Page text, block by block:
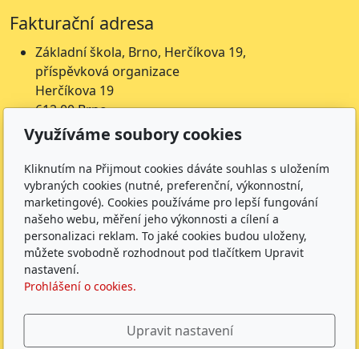
Fakturační adresa
Základní škola, Brno, Herčíkova 19,
příspěvková organizace
Herčíkova 19
612 00 Brno
IČ: 62157116
Nejsme plátci DPH
Čísla účtů
Škola: 27225621/0100
Jídelna: 1027831896/0100
Sledujte nás
Využíváme soubory cookies
Kliknutím na Přijmout cookies dáváte souhlas s uložením
vybraných cookies (nutné, preferenční, výkonnostní,
marketingové). Cookies používáme pro lepší fungování
našeho webu, měření jeho výkonnosti a cílení a
personalizaci reklam. To jaké cookies budou uloženy,
můžete svobodně rozhodnout pod tlačítkem Upravit
nastavení.
Prohlášení o cookies.
Upravit nastavení